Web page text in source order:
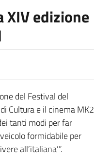
XIV edizione
del Festival del
Cultura e il cinema MK2
tanti modi per far
formidabile per
all’italiana’”.